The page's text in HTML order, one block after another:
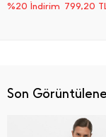
%20 İndirim 799,20
Son